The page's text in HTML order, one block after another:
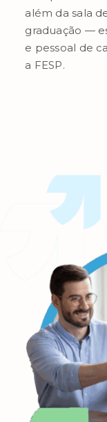
além da sala
graduação —
e pessoal de
a FESP.